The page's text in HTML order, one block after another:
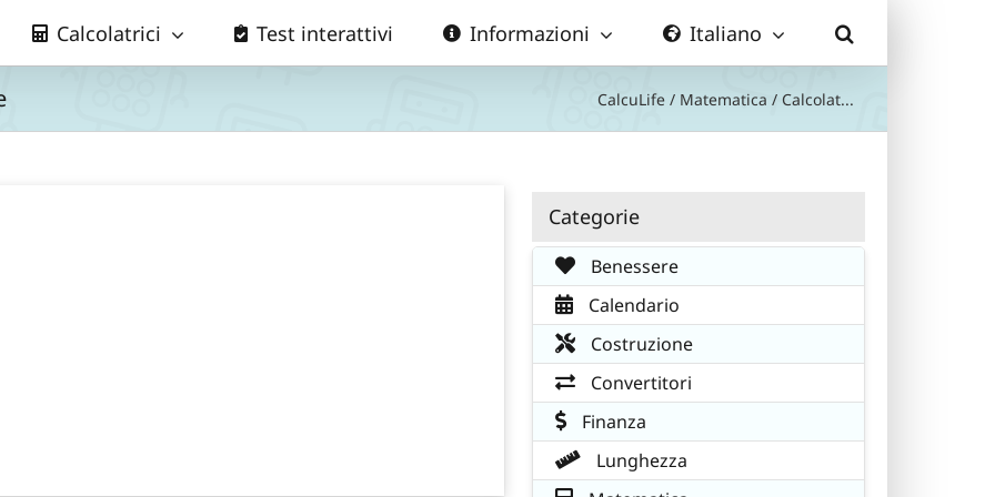
Calcolatrici Test interattivi Informazioni Italiano
CalcuLife / Matematica / Calcolat...
Categorie
Benessere
Calendario
Costruzione
Convertitori
Finanza
Lunghezza